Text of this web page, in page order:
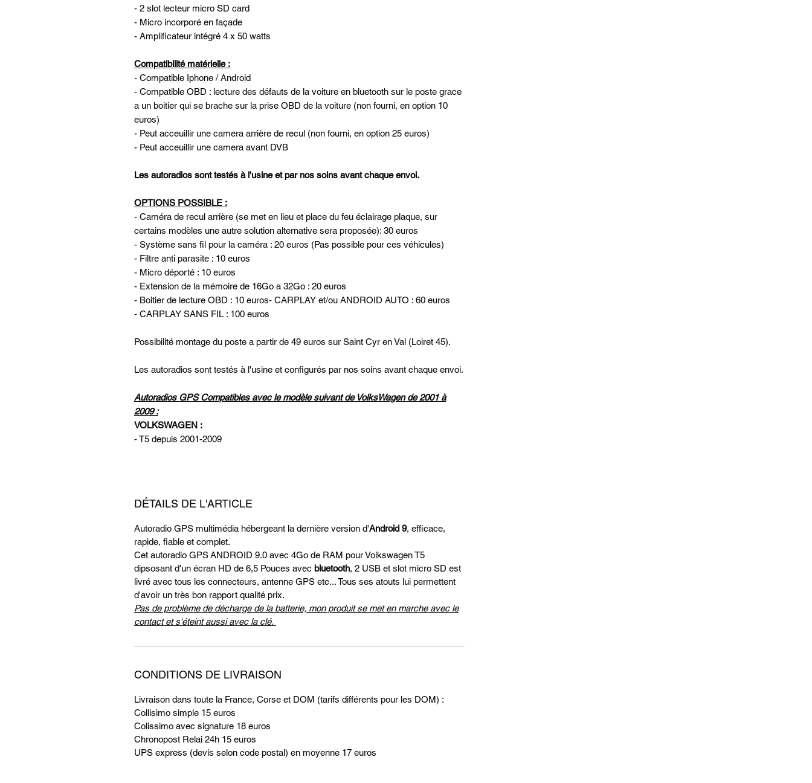
- 2 slot lecteur micro SD card
- Micro incorporé en façade
- Amplificateur intégré 4 x 50 watts
Compatibilité matérielle :
- Compatible Iphone / Android
- Compatible OBD : lecture des défauts de la voiture en bluetooth sur le poste grace
a un boitier qui se brache sur la prise OBD de la voiture (non fourni, en option 10
euros)
- Peut acceuillir une camera arrière de recul (non fourni, en option 25 euros)
- Peut acceuillir une camera avant DVB
Les autoradios sont testés à l'usine et par nos soins avant chaque envoi.
OPTIONS POSSIBLE :
- Caméra de recul arrière (se met en lieu et place du feu éclairage plaque, sur
certains modèles une autre solution alternative sera proposée): 30 euros
- Système sans fil pour la caméra : 20 euros (Pas possible pour ces véhicules)
- Filtre anti parasite : 10 euros
- Micro déporté : 10 euros
- Extension de la mémoire de 16Go a 32Go : 20 euros
- Boitier de lecture OBD : 10 euros- CARPLAY et/ou ANDROID AUTO : 60 euros
- CARPLAY SANS FIL : 100 euros
Possibilité montage du poste a partir de 49 euros sur Saint Cyr en Val (Loiret 45).
Les autoradios sont testés à l'usine et configurés par nos soins avant chaque envoi.
Autoradios GPS Compatibles avec le modèle suivant de VolksWagen de 2001 à
2009 :
VOLKSWAGEN :
- T5 depuis 2001-2009
DÉTAILS DE L'ARTICLE
Autoradio GPS multimédia hébergeant la dernière version d'Android 9, efficace,
rapide, fiable et complet.
Cet autoradio GPS ANDROID 9.0 avec 4Go de RAM pour Volkswagen T5
dipsosant d'un écran HD de 6,5 Pouces avec bluetooth, 2 USB et slot micro SD est
livré avec tous les connecteurs, antenne GPS etc... Tous ses atouts lui permettent
d'avoir un très bon rapport qualité prix.
Pas de problème de décharge de la batterie, mon produit se met en marche avec le
contact et s'éteint aussi avec la clé.
CONDITIONS DE LIVRAISON
Livraison dans toute la France, Corse et DOM (tarifs différents pour les DOM) :
Collisimo simple 15 euros
Colissimo avec signature 18 euros
Chronopost Relai 24h 15 euros
UPS express (devis selon code postal) en moyenne 17 euros